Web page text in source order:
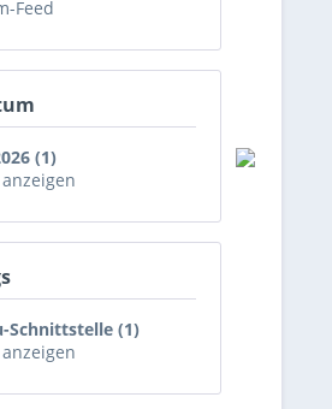
Feed
(1)
Schnittstelle (1)